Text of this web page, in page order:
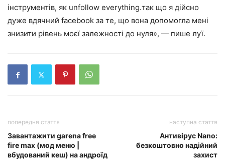
інструментів, як unfollow everything.так що я дійсно
дуже вдячний facebook за те, що вона допомогла мені
знизити рівень моєї залежності до нуля», — пише луї.
попередня стаття
Завантажити garena free
fire max (мод меню |
вбудований кеш) на андроїд
наступна стаття
Антивірус Nano:
безкоштовно надійний
захист